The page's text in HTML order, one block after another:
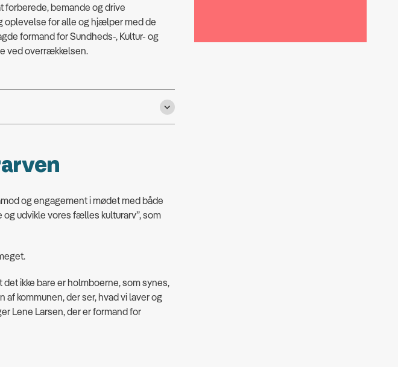
forberede, bemande og drive
oplevelse for alle og hjælper med de
formand for Sundheds-, Kultur- og
ved overrækkelsen.
og engagement i mødet med både
og udvikle vores fælles kulturarv”, som
det ikke bare er holmboerne, som synes,
af kommunen, der ser, hvad vi laver og
Lene Larsen, der er formand for